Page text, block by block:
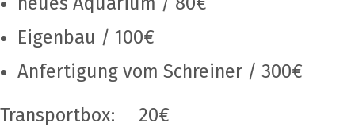
Eigenbau / 100€
Anfertigung vom Schreiner / 300€
Transportbox: 20€